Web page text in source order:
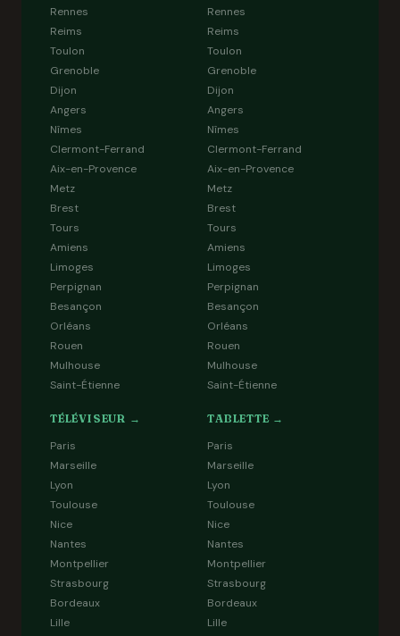
Rennes
Reims
Toulon
Grenoble
Dijon
Angers
Nîmes
Clermont-Ferrand
Aix-en-Provence
Metz
Brest
Tours
Amiens
Limoges
Perpignan
Besançon
Orléans
Rouen
Mulhouse
Saint-Étienne
Rennes
Reims
Toulon
Grenoble
Dijon
Angers
Nîmes
Clermont-Ferrand
Aix-en-Provence
Metz
Brest
Tours
Amiens
Limoges
Perpignan
Besançon
Orléans
Rouen
Mulhouse
Saint-Étienne
TÉLÉVISEUR →
Paris
Marseille
Lyon
Toulouse
Nice
Nantes
Montpellier
Strasbourg
Bordeaux
Lille
TABLETTE →
Paris
Marseille
Lyon
Toulouse
Nice
Nantes
Montpellier
Strasbourg
Bordeaux
Lille